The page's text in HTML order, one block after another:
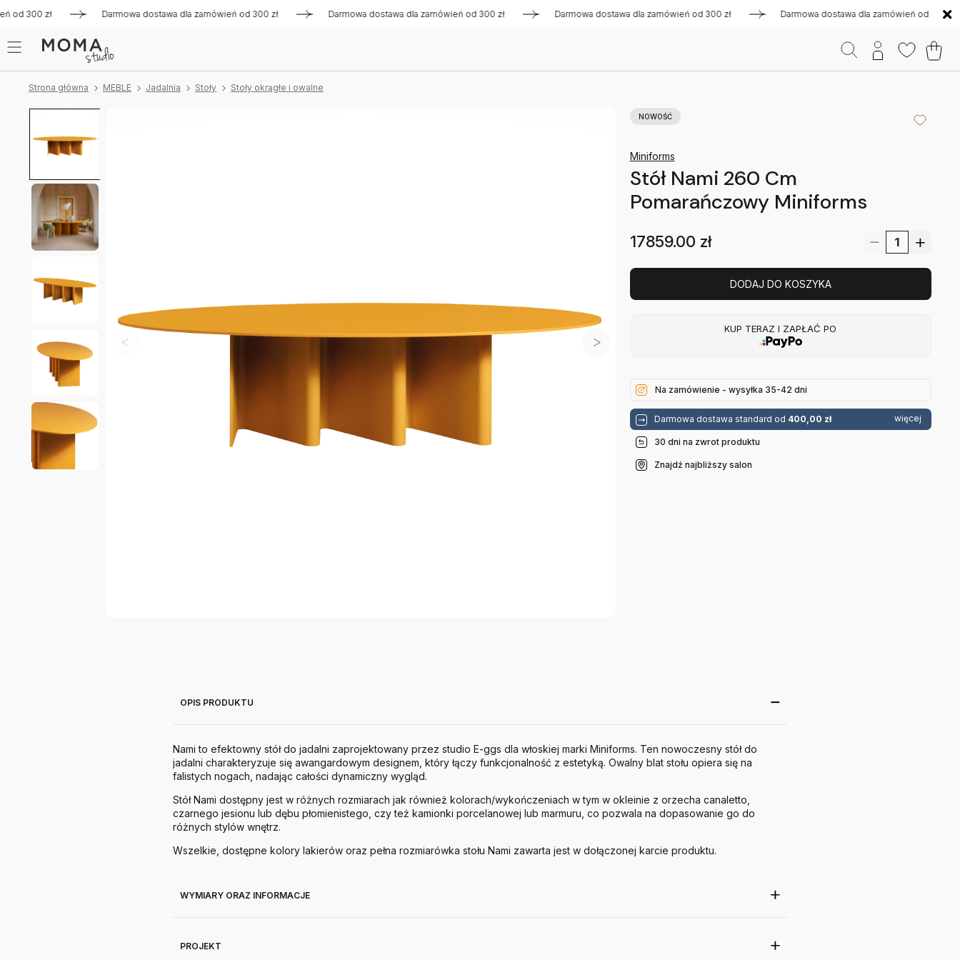
300 zł Darmowa dostawa dla zamówień od 300 zł Darmowa dostawa dla zamówień od 300 zł Darmowa dostawa dla zamówień od 300 zł Darmowa dostawa dla zamówień od 300 zł
Strona główna MEBLE Jadalnia Stoły Stoły okrągłe i owalne
NOWOŚĆ
Miniforms
Stół Nami 260 Cm
Pomarańczowy Miniforms
17859.00 zł
DODAJ DO KOSZYKA
KUP TERAZ I ZAPŁAĆ PO
Na zamówienie - wysyłka 35-42 dni
Darmowa dostawa standard od 400,00 zł więcej
30 dni na zwrot produktu
Znajdź najbliższy salon
OPIS PRODUKTU
Nami to efektowny stół do jadalni zaprojektowany przez studio E-ggs dla włoskiej marki Miniforms. Ten nowoczesny stół do
jadalni charakteryzuje się awangardowym designem, który łączy funkcjonalność z estetyką. Owalny blat stołu opiera się na
falistych nogach, nadając całości dynamiczny wygląd.
Stół Nami dostępny jest w różnych rozmiarach jak również kolorach/wykończeniach w tym w okleinie z orzecha canaletto,
czarnego jesionu lub dębu płomienistego, czy też kamionki porcelanowej lub marmuru, co pozwala na dopasowanie go do
różnych stylów wnętrz.
Wszelkie, dostępne kolory lakierów oraz pełna rozmiarówka stołu Nami zawarta jest w dołączonej karcie produktu.
WYMIARY ORAZ INFORMACJE
PROJEKT